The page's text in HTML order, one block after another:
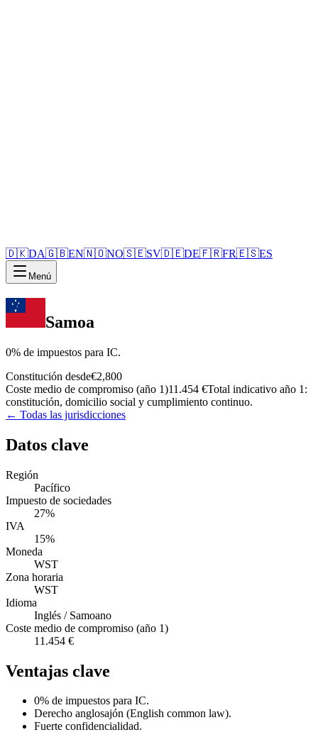
🇩🇰DA🇬🇧EN🇳🇴NO🇸🇪SV🇩🇪DE🇫🇷FR🇪🇸ES
Menú
Samoa
0% de impuestos para IC.
Constitución desde€2,800
Coste medio de compromiso (año 1)11.454 €Total indicativo año 1:
constitución, domicilio social y cumplimiento continuo.
← Todas las jurisdicciones
Datos clave
Región
Pacífico
Impuesto de sociedades
27%
IVA
15%
Moneda
WST
Zona horaria
WST
Idioma
Inglés / Samoano
Coste medio de compromiso (año 1)
11.454 €
Ventajas clave
0% de impuestos para IC.
Derecho anglosajón (English common law).
Fuerte confidencialidad.